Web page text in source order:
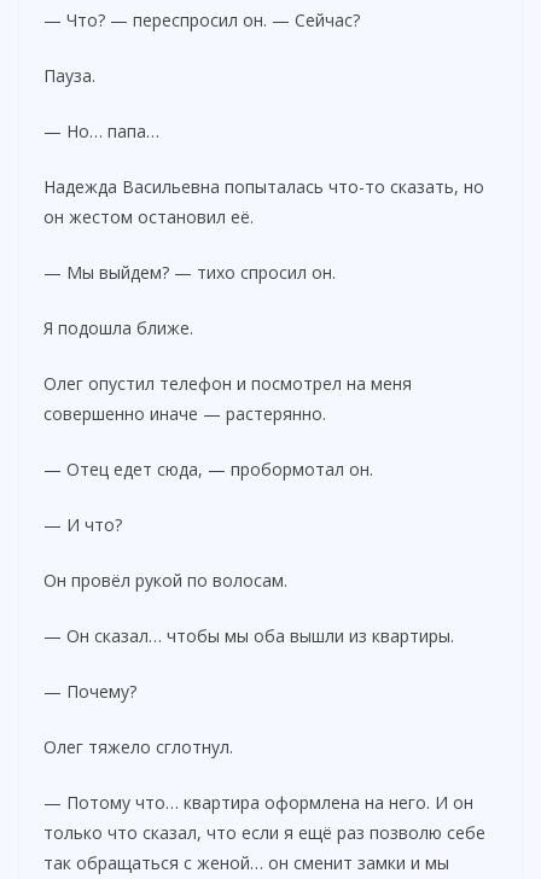
— Что? — переспросил он. — Сейчас?
Пауза.
— Но… папа…
Надежда Васильевна попыталась что-то сказать, но
он жестом остановил её.
— Мы выйдем? — тихо спросил он.
Я подошла ближе.
Олег опустил телефон и посмотрел на меня
совершенно иначе — растерянно.
— Отец едет сюда, — пробормотал он.
— И что?
Он провёл рукой по волосам.
— Он сказал… чтобы мы оба вышли из квартиры.
— Почему?
Олег тяжело сглотнул.
— Потому что… квартира оформлена на него. И он
только что сказал, что если я ещё раз позволю себе
так обращаться с женой… он сменит замки и мы